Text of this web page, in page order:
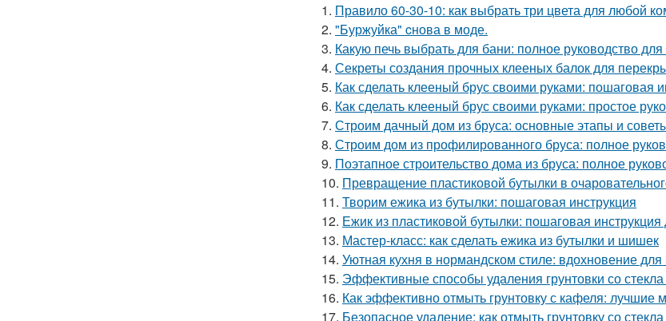
1. Правило 60-30-10: как выбрать три цвета для любой
2. "Буржуйка" cнова в моде.
3. Какую печь выбрать для бани: полное руководство
4. Секреты создания прочных клееных балок для
5. Как сделать клееный брус своими руками: пошаговая
6. Как сделать клееный брус своими руками: простое
7. Строим дачный дом из бруса: основные этапы и
8. Строим дом из профилированного бруса: полное
9. Поэтапное строительство дома из бруса: полное
10. Превращение пластиковой бутылки в
11. Творим ежика из бутылки: пошаговая инструкция
12. Ежик из пластиковой бутылки: пошаговая
13. Мастер-класс: как сделать ежика из бутылки и шишек
14. Уютная кухня в нормандском стиле: вдохновение
15. Эффективные способы удаления грунтовки со стекла
16. Как эффективно отмыть грунтовку с кафеля: лучшие
17. Безопасное удаление: как отмыть грунтовку со